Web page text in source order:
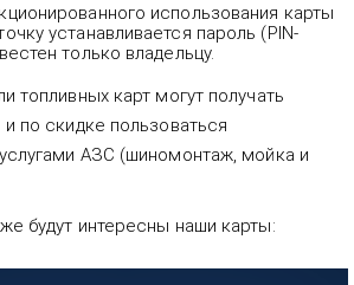
использования карты
устанавливается пароль (PIN-
только владельцу.
топливных карт могут получать
по скидке пользоваться
АЗС (шиномонтаж, мойка и
будут интересны наши карты: